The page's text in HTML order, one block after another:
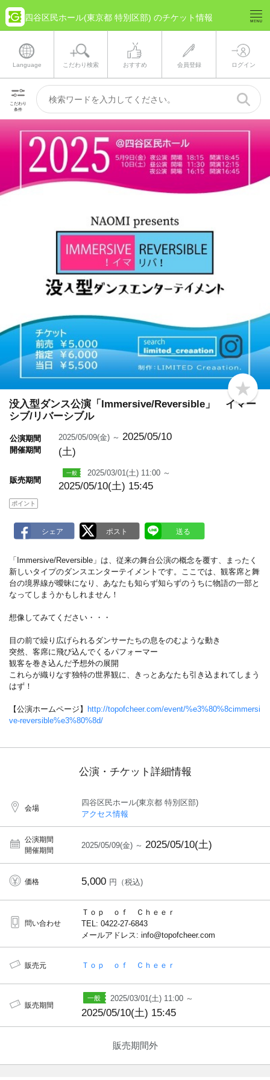
四谷区民ホール(東京都 特別区部) のチケット情報
Language こだわり検索 おすすめ 会員登録 ログイン
こだわり
条件
b
o
没入型ダンス公演「Immersive/Reversible」 イマー
シブ/リバーシブル
公演期間
開催期間
2025/05/09(金) ～ 2025/05/10
(土)
販売期間
2025/03/01(土) 11:00 ～
2025/05/10(土) 15:45
ポイント
「Immersive/Reversible」は、従来の舞台公演の概念を覆す、まったく
新しいタイプのダンスエンターテイメントです。ここでは、観客席と舞
台の境界線が曖昧になり、あなたも知らず知らずのうちに物語の一部と
なってしまうかもしれません！
想像してみてください・・・
目の前で繰り広げられるダンサーたちの息をのむような動き
突然、客席に飛び込んでくるパフォーマー
観客を巻き込んだ予想外の展開
これらが織りなす独特の世界観に、きっとあなたも引き込まれてしまう
はず！
【公演ホームページ】
http://topofcheer.com/event/%e3%80%8cimmersi
ve-reversible%e3%80%8d/
公演・チケット詳細情報
会場
四谷区民ホール(東京都 特別区部)
アクセス情報
公演期間
開催期間
2025/05/09(金) ～ 2025/05/10(土)
価格 5,000 円（税込)
問い合わせ
Ｔｏｐ ｏｆ Ｃｈｅｅｒ
TEL: 0422-27-6843
メールアドレス: info@topofcheer.com
販売元 Ｔｏｐ ｏｆ Ｃｈｅｅｒ
販売期間
2025/03/01(土) 11:00 ～
2025/05/10(土) 15:45
販売期間外